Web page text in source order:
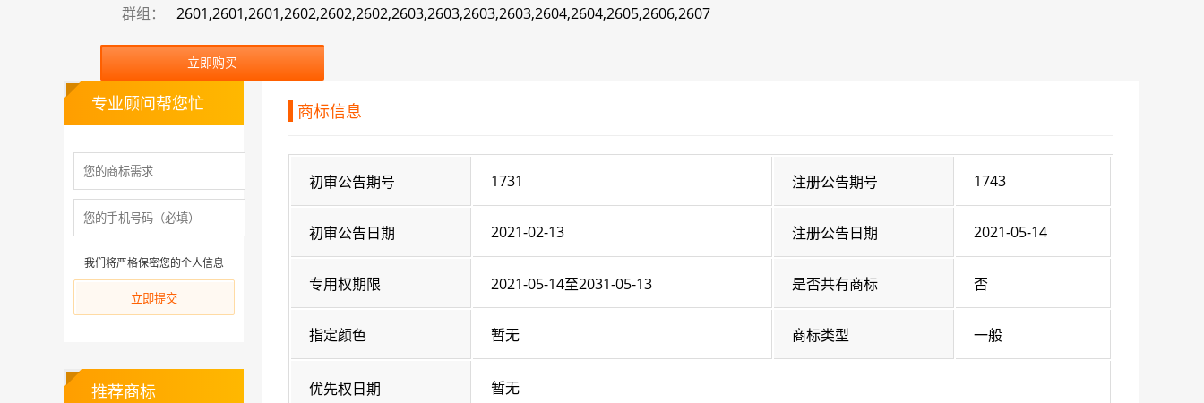
群组： 2601,2601,2601,2602,2602,2602,2603,2603,2603,2603,2604,2604,2605,2606,2607
立即购买
商标信息
初审公告期号 1731 注册公告期号 1743
初审公告日期 2021-02-13 注册公告日期 2021-05-14
专用权期限 2021-05-14至2031-05-13 是否共有商标 否
指定颜色 暂无 商标类型 一般
优先权日期 暂无
专业顾问帮您忙
我们将严格保密您的个人信息
推荐商标